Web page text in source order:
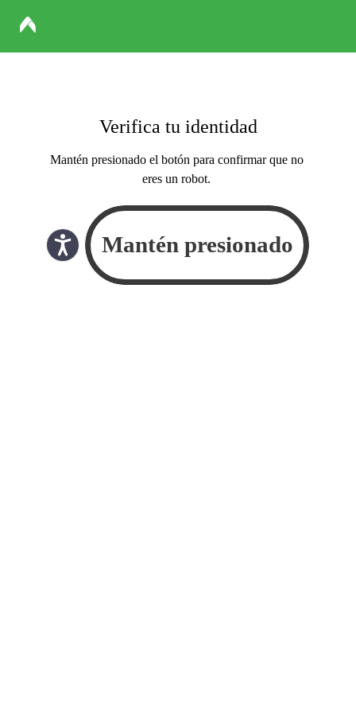
Verifica tu identidad
Mantén presionado el botón para confirmar que no
eres un robot.